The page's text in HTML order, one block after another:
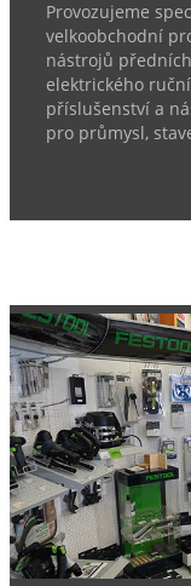
Provozujeme
velkoobchodní
nástrojů
elektrického
příslušenství a
pro průmysl,